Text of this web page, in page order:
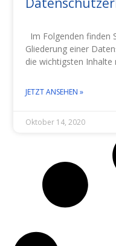
Im Folgenden finden
Gliederung einer
die wichtigsten Inhalte
JETZT ANSEHEN »
Oktober 14, 2020